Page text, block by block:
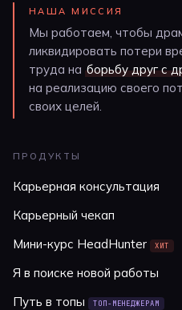
НАША МИССИЯ
Мы работаем, чтобы
ликвидировать потери
труда на борьбу друг с
на реализацию своего
своих целей.
ПРОДУКТЫ
Карьерная консультация
Карьерный чекап
Мини-курс HeadHunter
ХИТ
Я в поиске новой работы
Путь в топы
ТОП-МЕНЕДЖЕРАМ